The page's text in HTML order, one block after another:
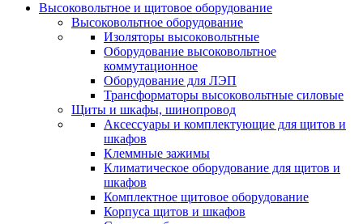
Высоковольтное и щитовое оборудование
Высоковольтное оборудование
Изоляторы высоковольтные
Оборудование высоковольтное
коммутационное
Оборудование для ЛЭП
Трансформаторы высоковольтные силовые
Щиты и шкафы, шинопровод
Аксессуары и комплектующие для щитов и
шкафов
Клеммные зажимы
Климатическое оборудование для щитов и
шкафов
Комплектное щитовое оборудование
Корпуса щитов и шкафов